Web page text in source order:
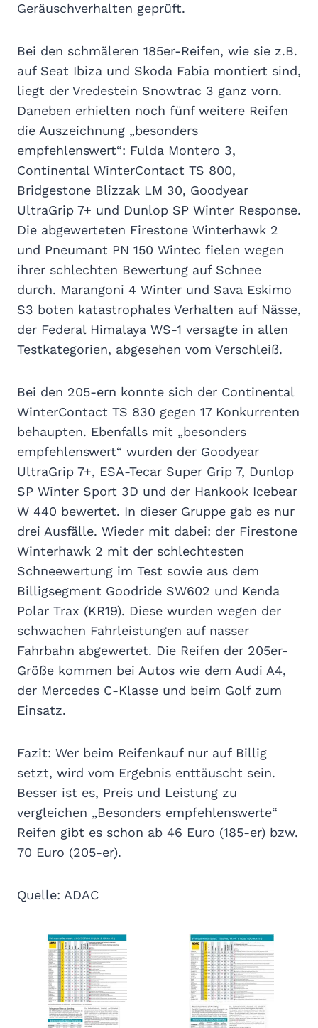
Geräuschverhalten geprüft.
Bei den schmäleren 185er-Reifen, wie sie z.B.
auf Seat Ibiza und Skoda Fabia montiert sind,
liegt der Vredestein Snowtrac 3 ganz vorn.
Daneben erhielten noch fünf weitere Reifen
die Auszeichnung „besonders
empfehlenswert“: Fulda Montero 3,
Continental WinterContact TS 800,
Bridgestone Blizzak LM 30, Goodyear
UltraGrip 7+ und Dunlop SP Winter Response.
Die abgewerteten Firestone Winterhawk 2
und Pneumant PN 150 Wintec fielen wegen
ihrer schlechten Bewertung auf Schnee
durch. Marangoni 4 Winter und Sava Eskimo
S3 boten katastrophales Verhalten auf Nässe,
der Federal Himalaya WS-1 versagte in allen
Testkategorien, abgesehen vom Verschleiß.
Bei den 205-ern konnte sich der Continental
WinterContact TS 830 gegen 17 Konkurrenten
behaupten. Ebenfalls mit „besonders
empfehlenswert“ wurden der Goodyear
UltraGrip 7+, ESA-Tecar Super Grip 7, Dunlop
SP Winter Sport 3D und der Hankook Icebear
W 440 bewertet. In dieser Gruppe gab es nur
drei Ausfälle. Wieder mit dabei: der Firestone
Winterhawk 2 mit der schlechtesten
Schneewertung im Test sowie aus dem
Billigsegment Goodride SW602 und Kenda
Polar Trax (KR19). Diese wurden wegen der
schwachen Fahrleistungen auf nasser
Fahrbahn abgewertet. Die Reifen der 205er-
Größe kommen bei Autos wie dem Audi A4,
der Mercedes C-Klasse und beim Golf zum
Einsatz.
Fazit: Wer beim Reifenkauf nur auf Billig
setzt, wird vom Ergebnis enttäuscht sein.
Besser ist es, Preis und Leistung zu
vergleichen „Besonders empfehlenswerte“
Reifen gibt es schon ab 46 Euro (185-er) bzw.
70 Euro (205-er).
Quelle: ADAC